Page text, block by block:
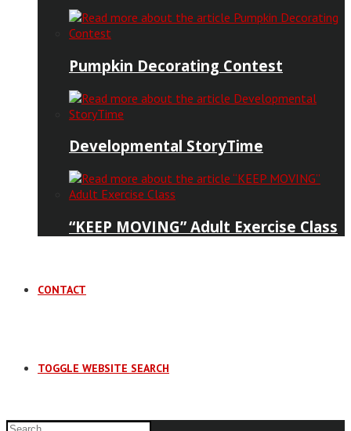
Pumpkin Decorating Contest
Developmental StoryTime
“KEEP MOVING” Adult Exercise Class
CONTACT
TOGGLE WEBSITE SEARCH